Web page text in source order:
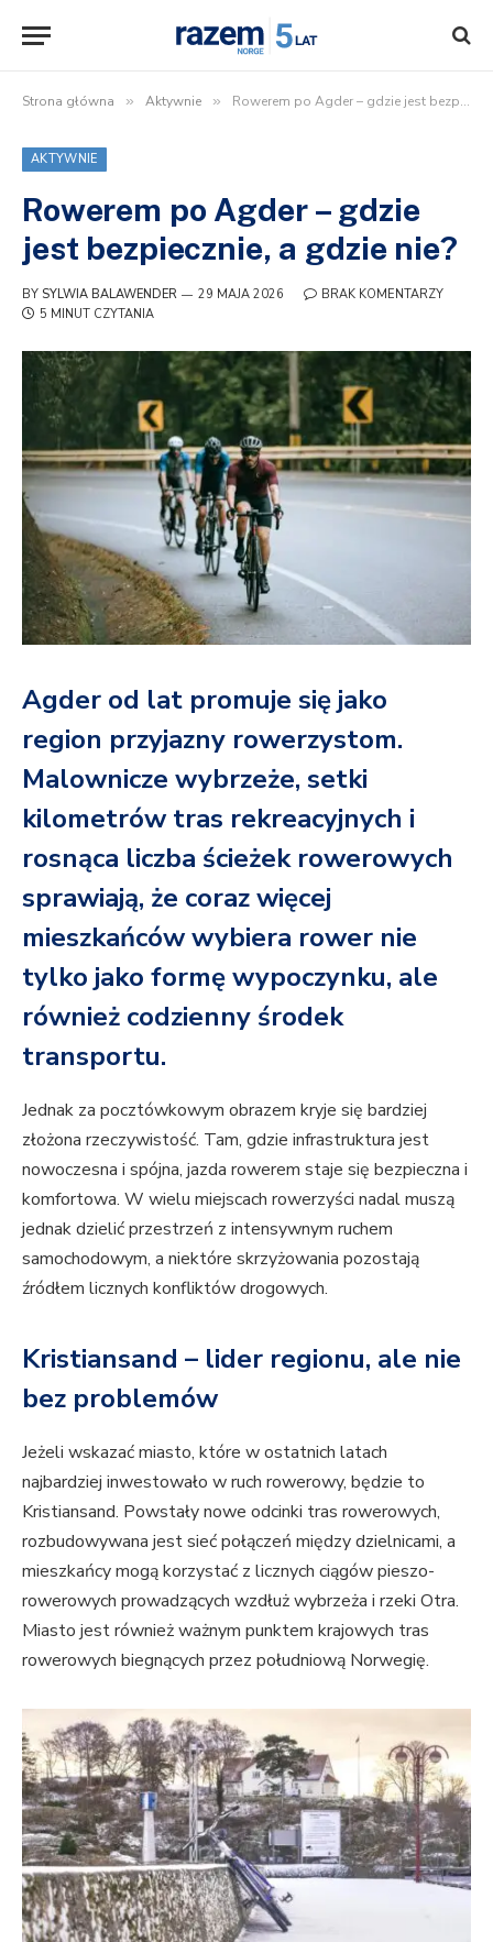
Strona główna » Aktywnie » Rowerem po Agder – gdzie jest bezpiecznie, a gdzie nie?
AKTYWNIE
Rowerem po Agder – gdzie
jest bezpiecznie, a gdzie nie?
BY SYLWIA BALAWENDER 29 MAJA 2026
BRAK KOMENTARZY
5 MINUT CZYTANIA
Agder od lat promuje się jako
region przyjazny rowerzystom.
Malownicze wybrzeże, setki
kilometrów tras rekreacyjnych i
rosnąca liczba ścieżek rowerowych
sprawiają, że coraz więcej
mieszkańców wybiera rower nie
tylko jako formę wypoczynku, ale
również codzienny środek
transportu.
Jednak za pocztówkowym obrazem kryje się bardziej
złożona rzeczywistość. Tam, gdzie infrastruktura jest
nowoczesna i spójna, jazda rowerem staje się bezpieczna i
komfortowa. W wielu miejscach rowerzyści nadal muszą
jednak dzielić przestrzeń z intensywnym ruchem
samochodowym, a niektóre skrzyżowania pozostają
źródłem licznych konfliktów drogowych.
Kristiansand – lider regionu, ale nie
bez problemów
Jeżeli wskazać miasto, które w ostatnich latach
najbardziej inwestowało w ruch rowerowy, będzie to
Kristiansand. Powstały nowe odcinki tras rowerowych,
rozbudowywana jest sieć połączeń między dzielnicami, a
mieszkańcy mogą korzystać z licznych ciągów pieszo-
rowerowych prowadzących wzdłuż wybrzeża i rzeki Otra.
Miasto jest również ważnym punktem krajowych tras
rowerowych biegnących przez południową Norwegię.